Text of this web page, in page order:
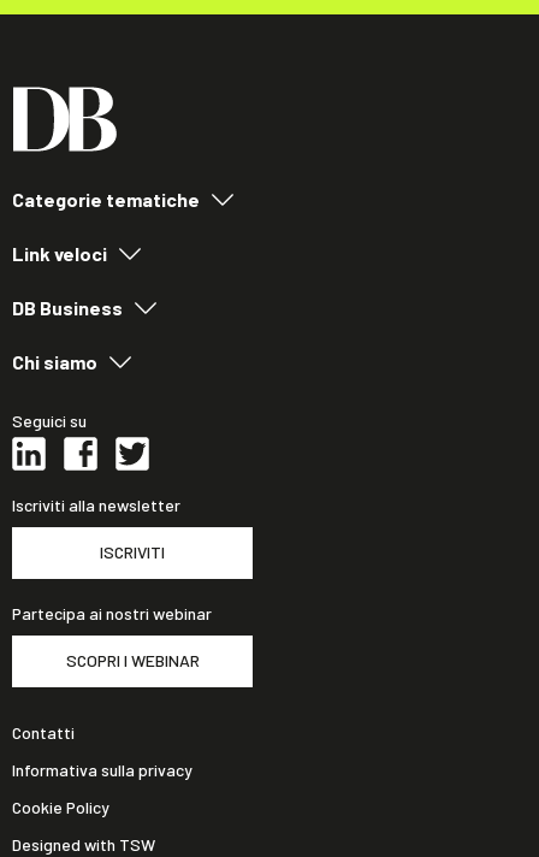
Categorie tematiche
Link veloci
DB Business
Chi siamo
Seguici su
Iscriviti alla newsletter
ISCRIVITI
Partecipa ai nostri webinar
SCOPRI I WEBINAR
Contatti
Informativa sulla privacy
Cookie Policy
Designed with TSW